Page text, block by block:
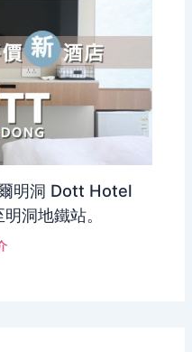
明洞 Dott Hotel
洞地鐵站。